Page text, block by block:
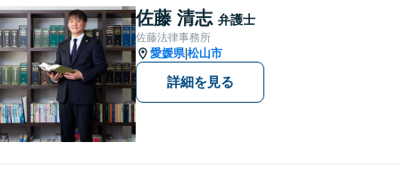
い！
佐藤 清志 弁護士
佐藤法律事務所
愛媛県|松山市
詳細を見る